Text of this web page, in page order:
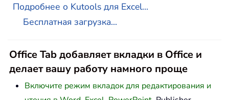
Подробнее о Kutools для Excel...
Бесплатная загрузка...
Office Tab добавляет вкладки в Office и
делает вашу работу намного проще
Включите режим вкладок для редактирования и